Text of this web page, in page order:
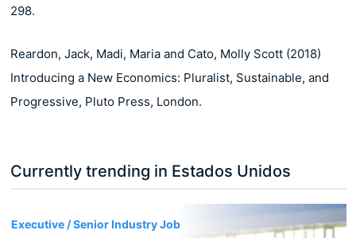
298.
Reardon, Jack, Madi, Maria and Cato, Molly Scott (2018)
Introducing a New Economics: Pluralist, Sustainable, and
Progressive, Pluto Press, London.
Currently trending in Estados Unidos
Executive / Senior Industry Job